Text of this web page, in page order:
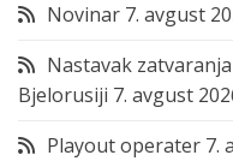
Novinar 7. avgust
Nastavak
Bjelorusiji 7. avgust
Playout operater 7.